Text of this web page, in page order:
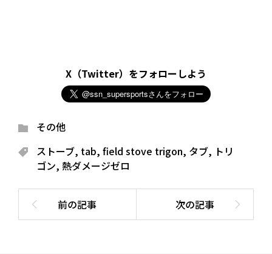
X（Twitter）をフォローしよう
その他
ストーブ, tab, field stove trigon, タブ, トリ
ゴン, 熱ダメージゼロ